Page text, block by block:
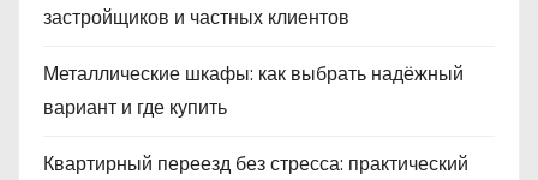
застройщиков и частных клиентов
Металлические шкафы: как выбрать надёжный
вариант и где купить
Квартирный переезд без стресса: практический